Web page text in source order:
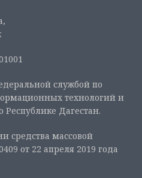
службой по
технологий и
Дагестан.
средства массовой
от 22 апреля 2019 года